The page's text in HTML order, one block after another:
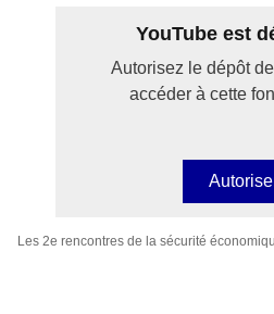
YouTube est
Autorisez le dépôt
accéder à cette
Les 2e rencontres de la sécurité